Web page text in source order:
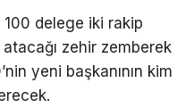
100 delege iki rakip
zehir zemberek
yeni başkanının kim